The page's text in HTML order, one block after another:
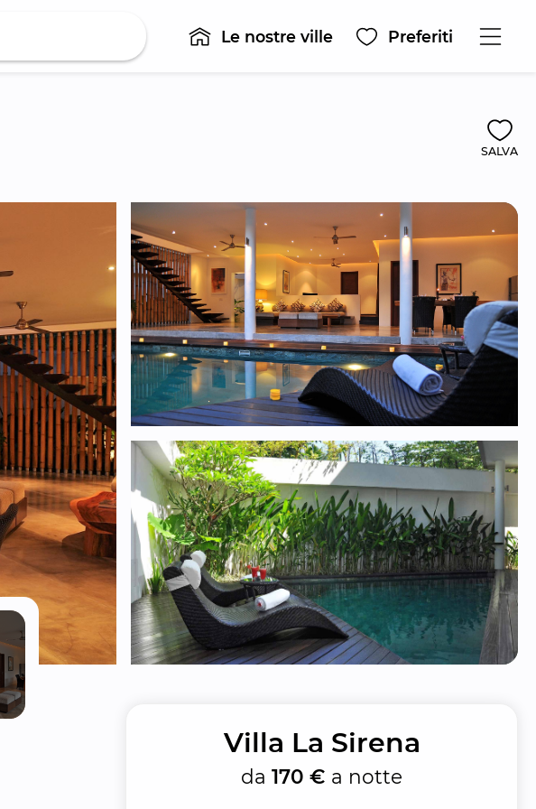
Le nostre ville Preferiti
SALVA
Villa La Sirena
da170 € a notte